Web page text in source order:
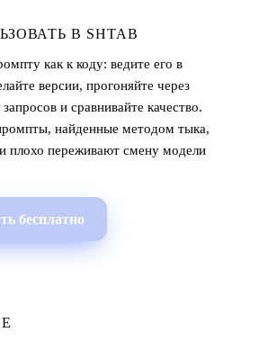
В SHTAB
как к коду: ведите его в
версии, прогоняйте через
и сравнивайте качество.
найденные методом тыка,
плохо переживают смену модели
бесплатно